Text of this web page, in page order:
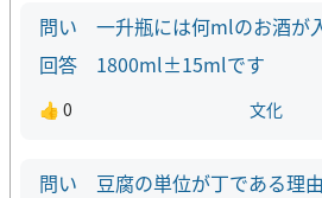
一升瓶には何mlのお酒が
1800ml±15mlです
👍 0 文化
豆腐の単位が丁である理由